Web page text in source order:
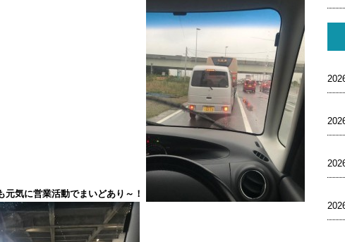
元気に営業活動でまいどあり～！